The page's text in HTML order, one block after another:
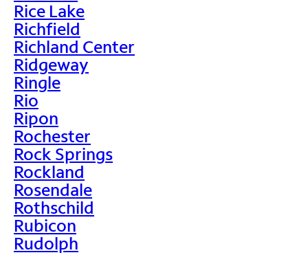
Rice Lake
Richfield
Richland Center
Ridgeway
Ringle
Rio
Ripon
Rochester
Rock Springs
Rockland
Rosendale
Rothschild
Rubicon
Rudolph